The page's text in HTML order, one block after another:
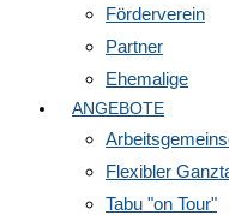
Förderverein
Partner
Ehemalige
ANGEBOTE
Flexibler
Tabu "on Tour"